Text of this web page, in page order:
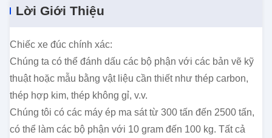
Lời Giới Thiệu
Chiếc xe đúc chính xác:
Chúng ta có thể đánh dấu các bộ phận với các bản vẽ kỹ
thuật hoặc mẫu bằng vật liệu cần thiết như thép carbon,
thép hợp kim, thép không gỉ, v.v.
Chúng tôi có các máy ép ma sát từ 300 tấn đến 2500 tấn,
có thể làm các bộ phận với 10 gram đến 100 kg. Tất cả